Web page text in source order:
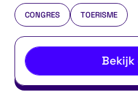
CONGRES TOERISME